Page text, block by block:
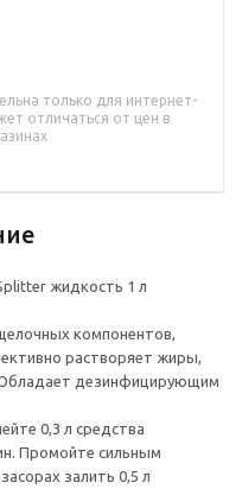
только для интернет-
отличаться от цен в
жидкость 1 л
компонентов,
растворяет жиры,
дезинфицирующим
0,3 л средства
Промойте сильным
залить 0,5 л